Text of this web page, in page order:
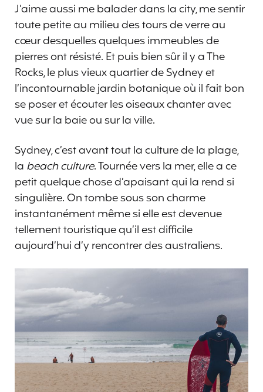
J’aime aussi me balader dans la city, me sentir
toute petite au milieu des tours de verre au
cœur desquelles quelques immeubles de
pierres ont résisté. Et puis bien sûr il y a The
Rocks, le plus vieux quartier de Sydney et
l’incontournable jardin botanique où il fait bon
se poser et écouter les oiseaux chanter avec
vue sur la baie ou sur la ville.
Sydney, c’est avant tout la culture de la plage,
la beach culture. Tournée vers la mer, elle a ce
petit quelque chose d’apaisant qui la rend si
singulière. On tombe sous son charme
instantanément même si elle est devenue
tellement touristique qu’il est difficile
aujourd’hui d’y rencontrer des australiens.